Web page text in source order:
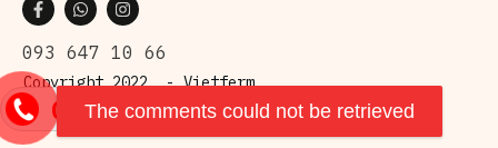
093 647 10
093 647 10 66
Copyright 2022 -Vietferm
The comments could not be retrieved